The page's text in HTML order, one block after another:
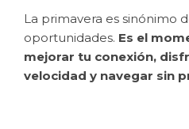
La primavera es sinónimo
oportunidades. Es el
mejorar tu conexión,
velocidad y navegar sin